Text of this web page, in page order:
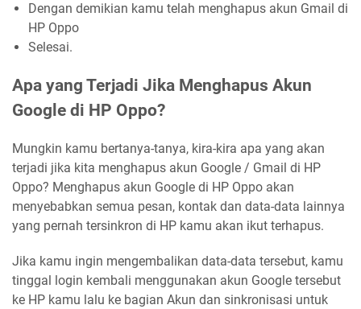
Dengan demikian kamu telah menghapus akun Gmail di
HP Oppo
Selesai.
Apa yang Terjadi Jika Menghapus Akun
Google di HP Oppo?
Mungkin kamu bertanya-tanya, kira-kira apa yang akan
terjadi jika kita menghapus akun Google / Gmail di HP
Oppo? Menghapus akun Google di HP Oppo akan
menyebabkan semua pesan, kontak dan data-data lainnya
yang pernah tersinkron di HP kamu akan ikut terhapus.
Jika kamu ingin mengembalikan data-data tersebut, kamu
tinggal login kembali menggunakan akun Google tersebut
ke HP kamu lalu ke bagian Akun dan sinkronisasi untuk